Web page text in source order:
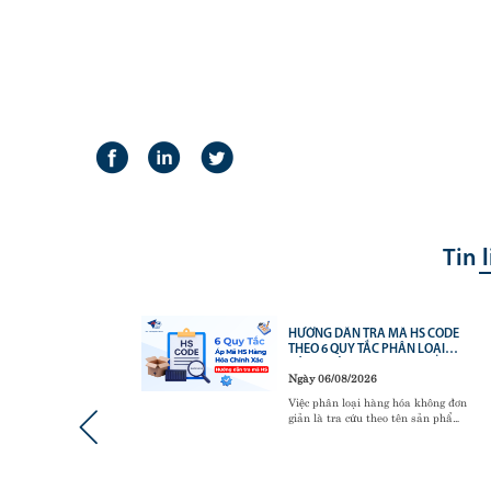
Tin
HƯỚNG DẪN TRA MÃ HS CODE
THEO 6 QUY TẮC PHÂN LOẠI
Ngày 06/08/2026
Việc phân loại hàng hóa không đơn
giản là tra cứu theo tên sản phẩm